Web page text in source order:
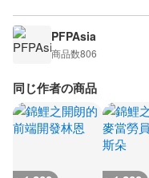
PFPAsia
商品数806
同じ作者の商品